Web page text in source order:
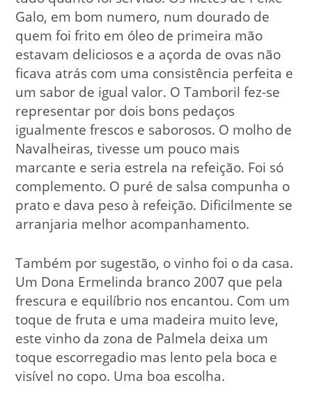
Galo, em bom numero, num dourado de
quem foi frito em óleo de primeira mão
estavam deliciosos e a açorda de ovas não
ficava atrás com uma consistência perfeita e
um sabor de igual valor. O Tamboril fez-se
representar por dois bons pedaços
igualmente frescos e saborosos. O molho de
Navalheiras, tivesse um pouco mais
marcante e seria estrela na refeição. Foi só
complemento. O puré de salsa compunha o
prato e dava peso à refeição. Dificilmente se
arranjaria melhor acompanhamento.
Também por sugestão, o vinho foi o da casa.
Um Dona Ermelinda branco 2007 que pela
frescura e equilíbrio nos encantou. Com um
toque de fruta e uma madeira muito leve,
este vinho da zona de Palmela deixa um
toque escorregadio mas lento pela boca e
visível no copo. Uma boa escolha.